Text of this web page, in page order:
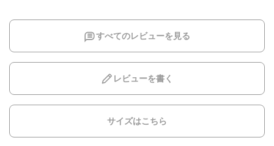
すべてのレビューを見る
レビューを書く
サイズはこちら